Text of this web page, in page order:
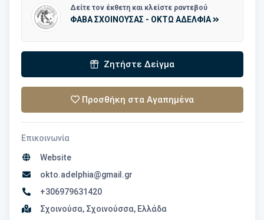
Δείτε τον έκθετη και κλείστε ραντεβού
ΦΑΒΑ ΣΧΟΙΝΟΥΣΑΣ - ΟΚΤΩ ΑΔΕΛΦΙΑ
Ζητήστε Δείγμα
Προσθήκη στα Αγαπημένα
Επικοινωνία
Website
okto.adelphia@gmail.gr
+306979631420
Σχοινούσα, Σχοινούσσα, Ελλάδα